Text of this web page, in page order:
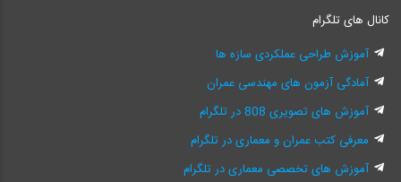
کانال های تلگرام
آموزش طراحی عملکردی سازه ها
آمادگی آزمون های مهندسی عمران
آموزش های تصویری 808 در تلگرام
معرفی کتب عمران و معماری در تلگرام
آموزش های تخصصی معماری در تلگرام